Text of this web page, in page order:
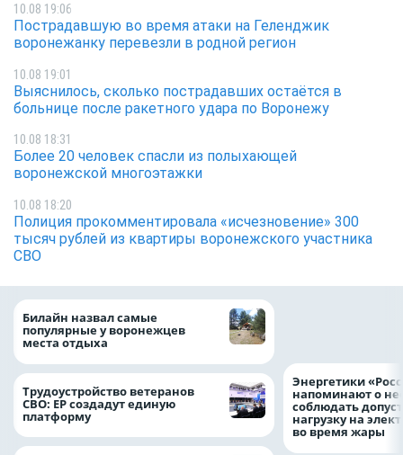
10.08 19:06
Пострадавшую во время атаки на Геленджик
воронежанку перевезли в родной регион
10.08 19:01
Выяснилось, сколько пострадавших остаётся в
больнице после ракетного удара по Воронежу
10.08 18:31
Более 20 человек спасли из полыхающей
воронежской многоэтажки
10.08 18:20
Полиция прокомментировала «исчезновение» 300
тысяч рублей из квартиры воронежского участника
СВО
Билайн назвал самые
популярные у воронежцев
места отдыха
Трудоустройство ветеранов
СВО: ЕР создадут единую
платформу
Энергетики
напоминают о
соблюдать
нагрузку на
во время жары